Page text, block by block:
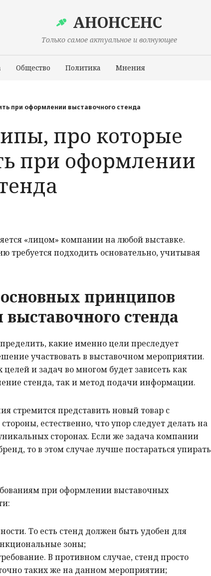
АНОНСЕНС
Только самое актуальное и волнующее
Общество Политика Мнения
при оформлении выставочного стенда
про которые
при оформлении
«лицом» компании на любой выставке.
требуется подходить основательно, учитывая
принципов
стенда
какие именно цели преследует
участвовать в выставочном мероприятии.
и задач во многом будет зависеть как
стенда, так и метод подачи информации.
стремится представить новый товар с
естественно, что упор следует делать на
сторонах. Если же задача компании
то в этом случае лучше постараться упирать
при оформлении выставочных
То есть стенд должен быть удобен для
зоны;
В противном случае, стенд просто
таких же на данном мероприятии;